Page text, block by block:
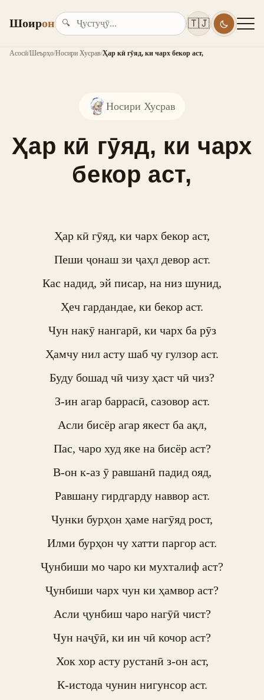
Шоирон 🔍 🇹🇯
Асосӣ/Шеърҳо/Носири Хусрав/Ҳар кӣ гӯяд, ки чарх бекор аст,
Носири Хусрав
Ҳар кӣ гӯяд, ки чарх
бекор аст,
Ҳар кӣ гӯяд, ки чарх бекор аст,
Пеши ҷонаш зи ҷаҳл девор аст.
Кас надид, эй писар, на низ шунид,
Ҳеч гардандае, ки бекор аст.
Чун накӯ нангарӣ, ки чарх ба рӯз
Ҳамчу нил асту шаб чу гулзор аст.
Буду бошад чӣ чизу ҳаст чӣ чиз?
З-ин агар баррасӣ, сазовор аст.
Асли бисёр агар якест ба ақл,
Пас, чаро худ яке на бисёр аст?
В-он к-аз ӯ равшанӣ падид ояд,
Равшану гирдгарду наввор аст.
Чунки бурҳон ҳаме нагӯяд рост,
Илми бурҳон чу хатти паргор аст.
Ҷунбиши мо чаро ки мухталиф аст?
Ҷунбиши чарх чун ки ҳамвор аст?
Асли ҷунбиш чаро нагӯӣ чист?
Чун наҷӯӣ, ки ин чӣ кочор аст?
Хок хор асту рустанӣ з-он аст,
К-истода чунин нигунсор аст.